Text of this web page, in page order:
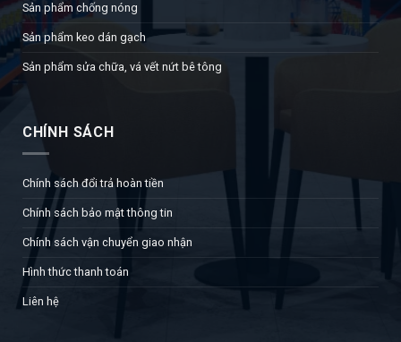
Sản phẩm chống nóng
Sản phẩm keo dán gạch
Sản phẩm sửa chữa, vá vết nứt bê tông
CHÍNH SÁCH
Chính sách đổi trả hoàn tiền
Chính sách bảo mật thông tin
Chính sách vận chuyển giao nhận
Hình thức thanh toán
Liên hệ